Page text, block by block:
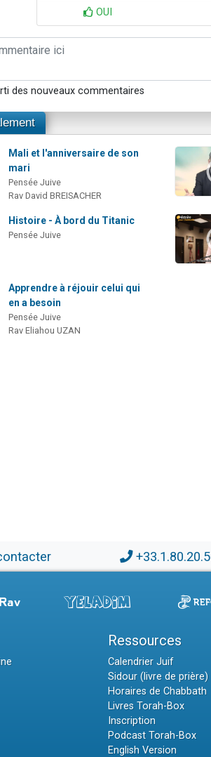
OUI
des nouveaux commentaires
Mali et l'anniversaire de son
mari
Pensée Juive
Rav David BREISACHER
Histoire - À bord du Titanic
Pensée Juive
Apprendre à réjouir celui qui
en a besoin
Pensée Juive
Rav Eliahou UZAN
Ressources
Calendrier Juif
Sidour (livre de prière)
Horaires de Chabbath
Livres Torah-Box
Inscription
Podcast Torah-Box
English Version